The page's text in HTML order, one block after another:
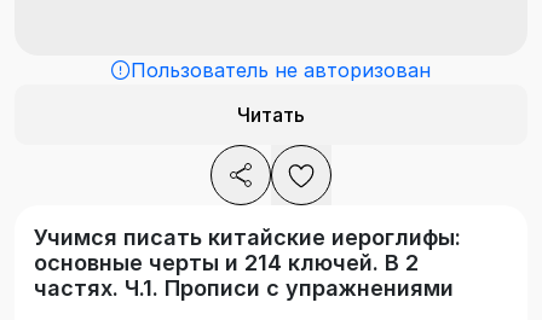
Пользователь не авторизован
Читать
Учимся писать китайские иероглифы:
основные черты и 214 ключей. В 2
частях. Ч.1. Прописи с упражнениями